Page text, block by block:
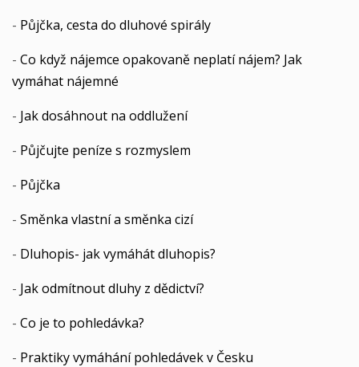
- Půjčka, cesta do dluhové spirály
- Co když nájemce opakovaně neplatí nájem? Jak
vymáhat nájemné
- Jak dosáhnout na oddlužení
- Půjčujte peníze s rozmyslem
- Půjčka
- Směnka vlastní a směnka cizí
- Dluhopis- jak vymáhát dluhopis?
- Jak odmítnout dluhy z dědictví?
- Co je to pohledávka?
- Praktiky vymáhání pohledávek v Česku